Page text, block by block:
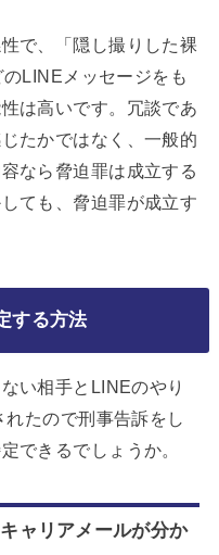
で、「隠し撮りした裸
LINEメッセージをも
は高いです。冗談であ
たかではなく、一般的
なら脅迫罪は成立する
ても、脅迫罪が成立す
する方法
い相手とLINEのやり
たので刑事告訴をし
できるでしょうか。
ャリアメールが分か